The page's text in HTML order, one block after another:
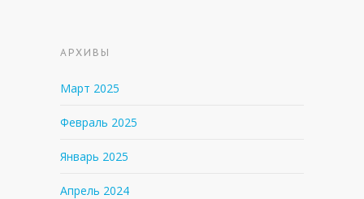
АРХИВЫ
Март 2025
Февраль 2025
Январь 2025
Апрель 2024